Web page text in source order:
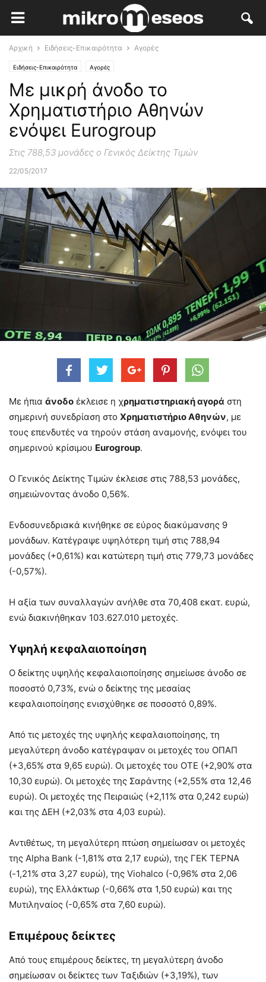
Αρχική Ειδήσεις-Επικαιρότητα Αγορές
Ειδήσεις-Επικαιρότητα Αγορές
Με μικρή άνοδο το
Χρηματιστήριο Αθηνών
ενόψει Eurogroup
Στις 788,53 μονάδες ο Γενικός Δείκτης Τιμών
22/05/2017
Με ήπια άνοδο έκλεισε η χρηματιστηριακή αγορά στη
σημερινή συνεδρίαση στο Χρηματιστήριο Αθηνών, με
τους επενδυτές να τηρούν στάση αναμονής, ενόψει του
σημερινού κρίσιμου Eurogroup.
O Γενικός Δείκτης Τιμών έκλεισε στις 788,53 μονάδες,
σημειώνοντας άνοδο 0,56%.
Ενδοσυνεδριακά κινήθηκε σε εύρος διακύμανσης 9
μονάδων. Κατέγραψε υψηλότερη τιμή στις 788,94
μονάδες (+0,61%) και κατώτερη τιμή στις 779,73 μονάδες
(-0,57%).
Η αξία των συναλλαγών ανήλθε στα 70,408 εκατ. ευρώ,
ενώ διακινήθηκαν 103.627.010 μετοχές.
Υψηλή κεφαλαιοποίηση
Ο δείκτης υψηλής κεφαλαιοποίησης σημείωσε άνοδο σε
ποσοστό 0,73%, ενώ ο δείκτης της μεσαίας
κεφαλαιοποίησης ενισχύθηκε σε ποσοστό 0,89%.
Από τις μετοχές της υψηλής κεφαλαιοποίησης, τη
μεγαλύτερη άνοδο κατέγραψαν οι μετοχές του ΟΠΑΠ
(+3,65% στα 9,65 ευρώ). Οι μετοχές του ΟΤΕ (+2,90% στα
10,30 ευρώ). Οι μετοχές της Σαράντης (+2,55% στα 12,46
ευρώ). Οι μετοχές της Πειραιώς (+2,11% στα 0,242 ευρώ)
και της ΔΕΗ (+2,03% στα 4,03 ευρώ).
Αντιθέτως, τη μεγαλύτερη πτώση σημείωσαν οι μετοχές
της Alpha Bank (-1,81% στα 2,17 ευρώ), της ΓΕΚ ΤΕΡΝΑ
(-1,21% στα 3,27 ευρώ), της Viohalco (-0,96% στα 2,06
ευρώ), της Ελλάκτωρ (-0,66% στα 1,50 ευρώ) και της
Μυτιληναίος (-0,65% στα 7,60 ευρώ).
Επιμέρους δείκτες
Από τους επιμέρους δείκτες, τη μεγαλύτερη άνοδο
σημείωσαν οι δείκτες των Ταξιδιών (+3,19%), των